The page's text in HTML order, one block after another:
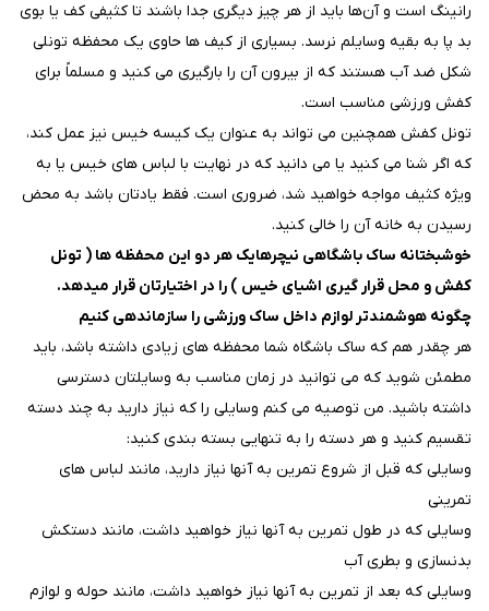
رانینگ است و آن‌ها باید از هر چیز دیگری جدا باشند تا کثیفی کف یا بوی
بد پا به بقیه وسایلم نرسد. بسیاری از کیف ها حاوی یک محفظه تونلی
شکل ضد آب هستند که از بیرون آن را بارگیری می کنید و مسلماً برای
کفش ورزشی مناسب است.
تونل کفش همچنین می تواند به عنوان یک کیسه خیس نیز عمل کند،
که اگر شنا می کنید یا می دانید که در نهایت با لباس های خیس یا به
ویژه کثیف مواجه خواهید شد، ضروری است. فقط یادتان باشد به محض
رسیدن به خانه آن را خالی کنید.
خوشبختانه ساک باشگاهی نیچرهایک هر دو این محفظه ها ( تونل
کفش و محل قرار گیری اشیای خیس ) را در اختیارتان قرار میدهد.
چگونه هوشمندتر لوازم داخل ساک ورزشی را سازماندهی کنیم
هر چقدر هم که ساک باشگاه شما محفظه های زیادی داشته باشد، باید
مطمئن شوید که می توانید در زمان مناسب به وسایلتان دسترسی
داشته باشید. من توصیه می کنم وسایلی را که نیاز دارید به چند دسته
تقسیم کنید و هر دسته را به تنهایی بسته بندی کنید:
وسایلی که قبل از شروع تمرین به آنها نیاز دارید، مانند لباس های
تمرینی
وسایلی که در طول تمرین به آنها نیاز خواهید داشت، مانند دستکش
بدنسازی و بطری آب
وسایلی که بعد از تمرین به آنها نیاز خواهید داشت، مانند حوله و لوازم